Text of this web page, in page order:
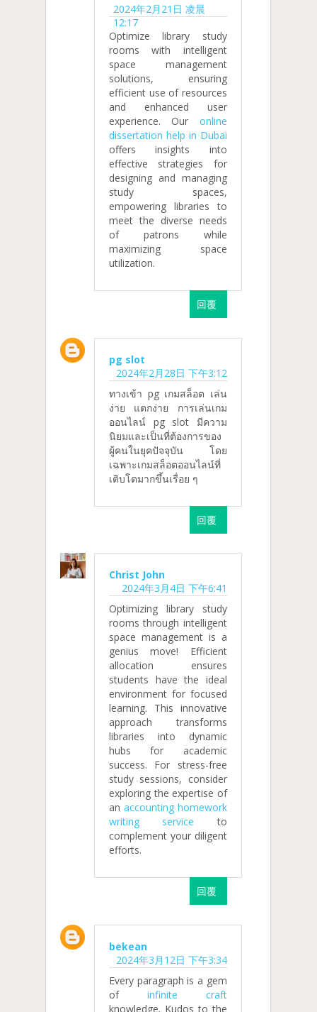
2024年2月21日 凌晨
12:17
Optimize library study
rooms with intelligent
space management
solutions, ensuring
efficient use of resources
and enhanced user
experience. Our online
dissertation help in Dubai
offers insights into
effective strategies for
designing and managing
study spaces,
empowering libraries to
meet the diverse needs
of patrons while
maximizing space
utilization.
回覆
pg slot
2024年2月28日 下午3:12
ทางเข้า pg เกมสล็อต เล่น
ง่าย แตกง่าย การเล่นเกม
ออนไลน์ pg slot มีความ
นิยมและเป็นที่ต้องการของ
ผู้คนในยุคปัจจุบัน โดย
เฉพาะเกมสล็อตออนไลน์ที่
เติบโตมากขึ้นเรื่อย ๆ
回覆
Christ John
2024年3月4日 下午6:41
Optimizing library study
rooms through intelligent
space management is a
genius move! Efficient
allocation ensures
students have the ideal
environment for focused
learning. This innovative
approach transforms
libraries into dynamic
hubs for academic
success. For stress-free
study sessions, consider
exploring the expertise of
an accounting homework
writing service to
complement your diligent
efforts.
回覆
bekean
2024年3月12日 下午3:34
Every paragraph is a gem
of infinite craft
knowledge. Kudos to the